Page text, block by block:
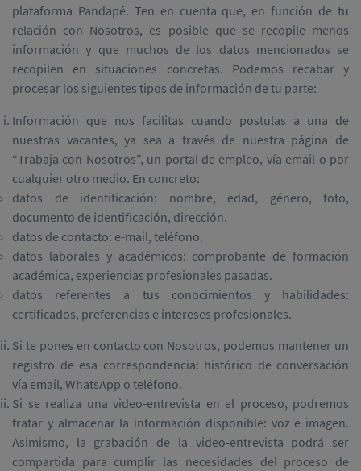
plataforma Pandapé. Ten en cuenta que, en función de tu
relación con Nosotros, es posible que se recopile menos
información y que muchos de los datos mencionados se
recopilen en situaciones concretas. Podemos recabar y
procesar los siguientes tipos de información de tu parte:
Información que nos facilitas cuando postulas a una de
nuestras vacantes, ya sea a través de nuestra página de
“Trabaja con Nosotros”, un portal de empleo, vía email o por
cualquier otro medio. En concreto:
datos de identificación: nombre, edad, género, foto,
documento de identificación, dirección.
datos de contacto: e-mail, teléfono.
datos laborales y académicos: comprobante de formación
académica, experiencias profesionales pasadas.
datos referentes a tus conocimientos y habilidades:
certificados, preferencias e intereses profesionales.
Si te pones en contacto con Nosotros, podemos mantener un
registro de esa correspondencia: histórico de conversación
vía email, WhatsApp o teléfono.
Si se realiza una video-entrevista en el proceso, podremos
tratar y almacenar la información disponible: voz e imagen.
Asimismo, la grabación de la video-entrevista podrá ser
compartida para cumplir las necesidades del proceso de